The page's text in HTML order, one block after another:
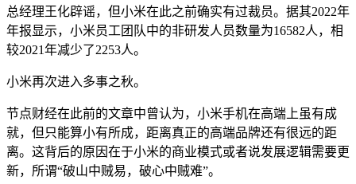
总经理王化辟谣，但小米在此之前确实有过裁员。据其2022年
年报显示，小米员工团队中的非研发人员数量为16582人，相
较2021年减少了2253人。
小米再次进入多事之秋。
节点财经在此前的文章中曾认为，小米手机在高端上虽有成
就，但只能算小有所成，距离真正的高端品牌还有很远的距
离。这背后的原因在于小米的商业模式或者说发展逻辑需要更
新，所谓“破山中贼易，破心中贼难”。